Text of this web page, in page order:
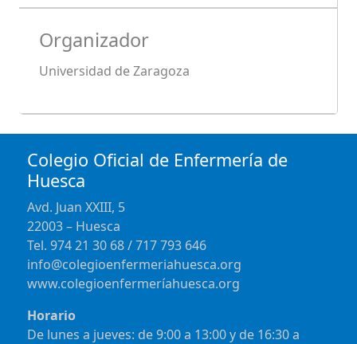
Organizador
Universidad de Zaragoza
Colegio Oficial de Enfermería de
Huesca
Avd. Juan XXIII, 5
22003 – Huesca
Tel. 974 21 30 68 / 717 793 646
info@colegioenfermeriahuesca.org
www.colegioenfermeríahuesca.org
Horario
De lunes a jueves: de 9:00 a 13:00 y de 16:30 a